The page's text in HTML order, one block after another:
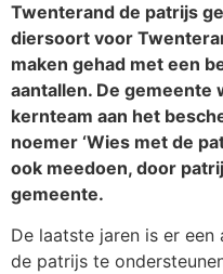
Twenterand de patrijs
diersoort voor
maken gehad met een
aantallen. De gemeente
kernteam aan het
noemer ‘Wies met de
ook meedoen, door
gemeente.
De laatste jaren is er
de patrijs te